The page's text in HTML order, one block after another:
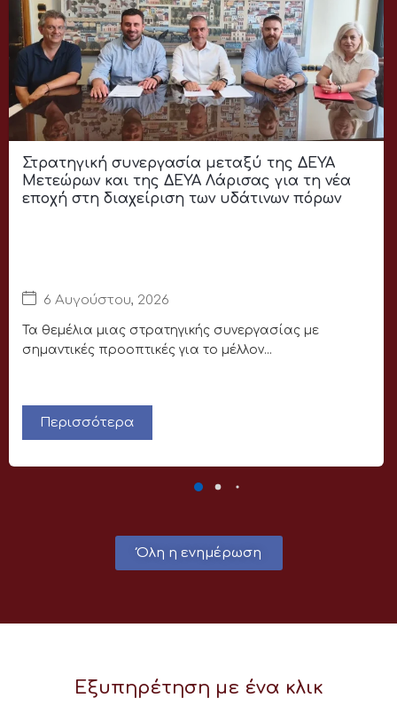
Στρατηγική συνεργασία μεταξύ της ΔΕΥΑ
Μετεώρων και της ΔΕΥΑ Λάρισας για τη νέα
εποχή στη διαχείριση των υδάτινων πόρων
6 Αυγούστου, 2026
Τα θεμέλια μιας στρατηγικής συνεργασίας με
σημαντικές προοπτικές για το μέλλον...
Περισσότερα
Όλη η ενημέρωση
Εξυπηρέτηση με ένα κλικ